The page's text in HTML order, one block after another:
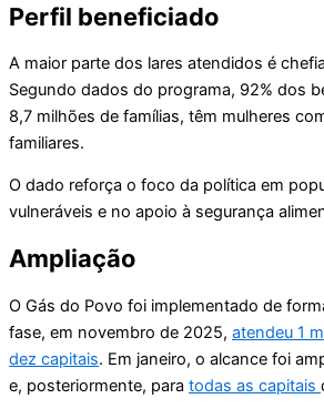
Perfil beneficiado
A maior parte dos lares atendidos é
Segundo dados do programa, 92% dos
8,7 milhões de famílias, têm mulheres
familiares.
O dado reforça o foco da política em
vulneráveis e no apoio à segurança
Ampliação
O Gás do Povo foi implementado de
fase, em novembro de 2025, atendeu 1
dez capitais. Em janeiro, o alcance foi
e, posteriormente, para todas as capitais